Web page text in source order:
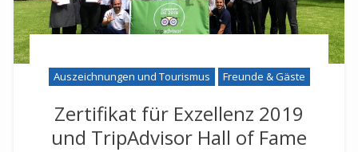
Auszeichnungen und Tourismus Freunde & Gäste
Zertifikat für Exzellenz 2019
und TripAdvisor Hall of Fame